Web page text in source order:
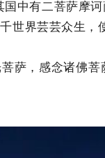
国中有二菩萨摩
界芸芸众生，
萨，感念诸佛